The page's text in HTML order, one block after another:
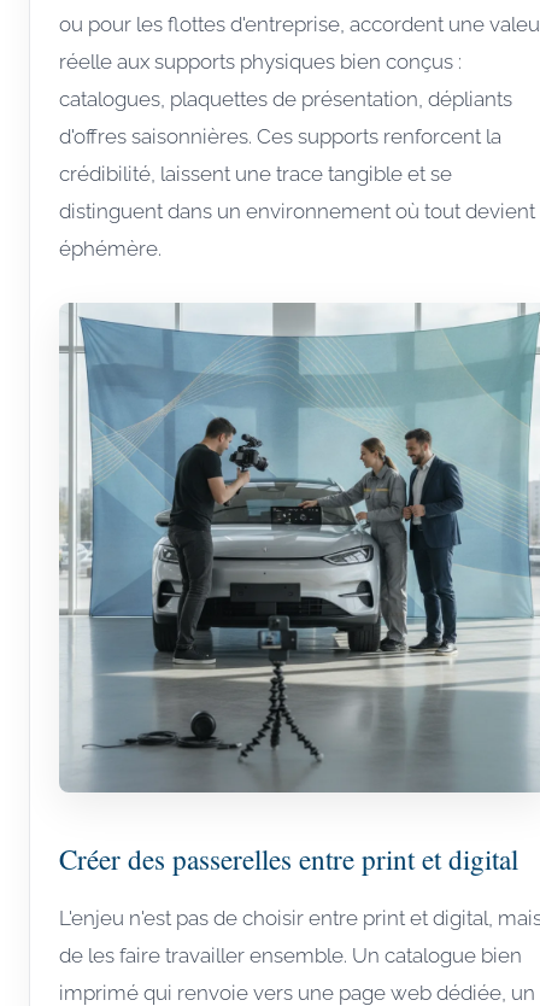
ou pour les flottes d'entreprise, accordent une
réelle aux supports physiques bien conçus :
catalogues, plaquettes de présentation, dépliants
d'offres saisonnières. Ces supports renforcent la
crédibilité, laissent une trace tangible et se
distinguent dans un environnement où tout devient
éphémère.
Créer des passerelles entre print et digital
L'enjeu n'est pas de choisir entre print et digital,
de les faire travailler ensemble. Un catalogue bien
imprimé qui renvoie vers une page web dédiée, un